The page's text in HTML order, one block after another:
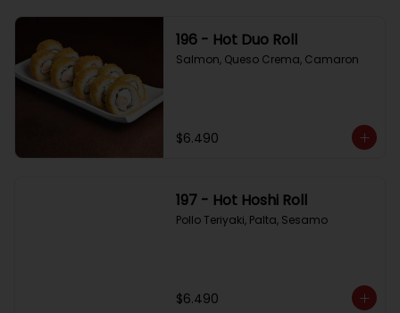
196 - Hot Duo Roll
Salmon, Queso Crema, Camaron
$6.490
197 - Hot Hoshi Roll
Pollo Teriyaki, Palta, Sesamo
$6.490